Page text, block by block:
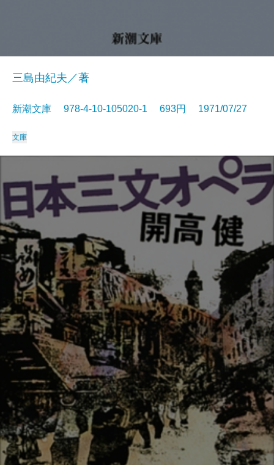
三島由紀夫／著
新潮文庫 978-4-10-105020-1 693円 1971/07/27
文庫